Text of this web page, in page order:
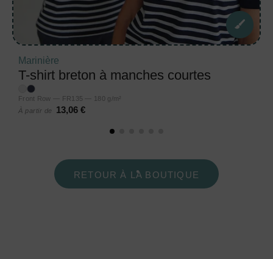
Marinière
T-shirt breton à manches courtes
Front Row — FR135 — 180 g/m²
À partir de
13,06 €
RETOUR À LA BOUTIQUE